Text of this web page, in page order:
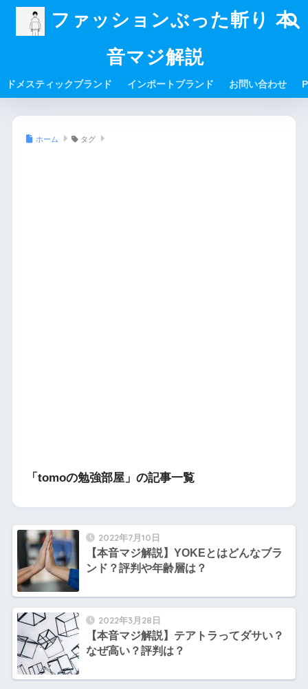
ファッションぶった斬り 本
音マジ解説
ドメスティックブランド インポートブランド お問い合わせ
ホーム タグ
「tomoの勉強部屋」の記事一覧
2022年7月10日
【本音マジ解説】YOKEとはどんなブラ
ンド？評判や年齢層は？
2022年3月28日
【本音マジ解説】テアトラってダサい？
なぜ高い？評判は？